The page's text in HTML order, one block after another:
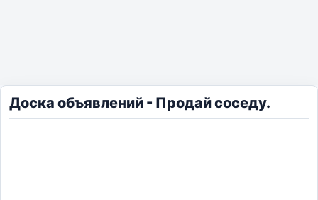
Доска объявлений - Продай соседу.